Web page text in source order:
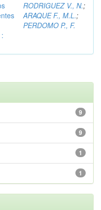
RODRIGUEZ V., N.;
ARAQUE F., M.L.;
PERDOMO P., F.
9
9
1
1